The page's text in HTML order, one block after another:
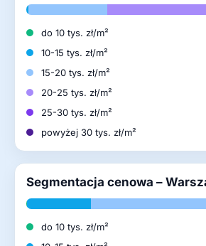
do 10 tys. zł/m²
10-15 tys. zł/m²
15-20 tys. zł/m²
20-25 tys. zł/m²
25-30 tys. zł/m²
powyżej 30 tys. zł/m²
Segmentacja cenowa –
do 10 tys. zł/m²